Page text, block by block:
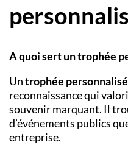
A quoi sert un trophée
Untrophée personnalisé
reconnaissance qui
souvenir marquant. Il
d’événements publics
entreprise.